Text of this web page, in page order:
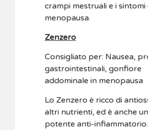
crampi mestruali e i sintomi
menopausa.
Zenzero
Consigliato per: Nausea,
gastrointestinali, gonfiore
addominale in menopausa
Lo Zenzero è ricco di
altri nutrienti, ed è anche un
potente anti-